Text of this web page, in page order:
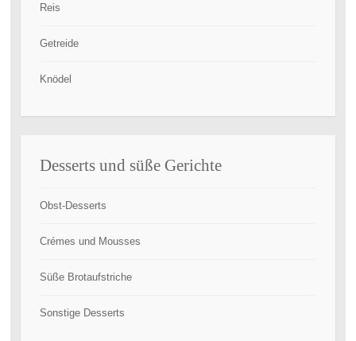
Reis
Getreide
Knödel
Desserts und süße Gerichte
Obst-Desserts
Crémes und Mousses
Süße Brotaufstriche
Sonstige Desserts